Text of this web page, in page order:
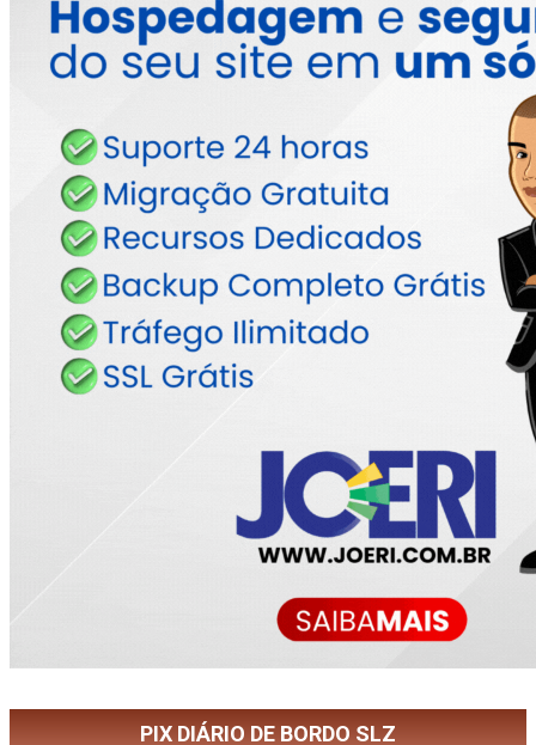
PIX DIÁRIO DE BORDO SLZ